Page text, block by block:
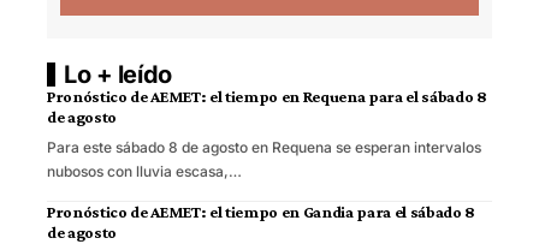
Lo + leído
Pronóstico de AEMET: el tiempo en Requena para el sábado 8
de agosto
Para este sábado 8 de agosto en Requena se esperan intervalos
nubosos con lluvia escasa,…
Pronóstico de AEMET: el tiempo en Gandia para el sábado 8
de agosto